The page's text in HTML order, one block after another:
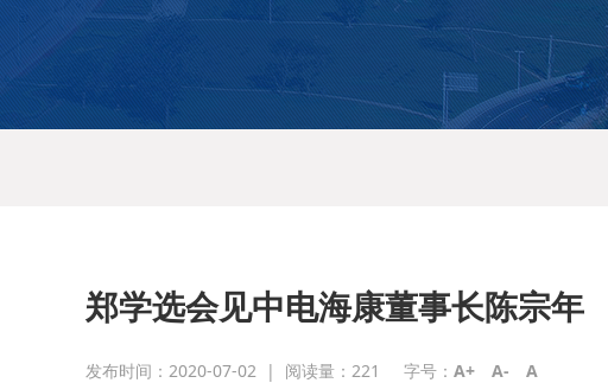
郑学选会见中电海康董事长陈宗年
发布时间：2020-07-02 | 阅读量： 221 字号： A+ A- A